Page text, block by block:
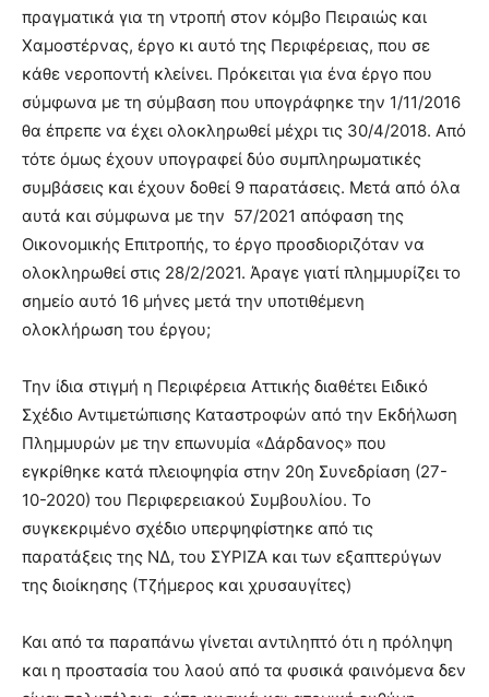
πραγματικά για τη ντροπή στον κόμβο Πειραιώς και
Χαμοστέρνας, έργο κι αυτό της Περιφέρειας, που σε
κάθε νεροποντή κλείνει. Πρόκειται για ένα έργο που
σύμφωνα με τη σύμβαση που υπογράφηκε την 1/11/2016
θα έπρεπε να έχει ολοκληρωθεί μέχρι τις 30/4/2018. Από
τότε όμως έχουν υπογραφεί δύο συμπληρωματικές
συμβάσεις και έχουν δοθεί 9 παρατάσεις. Μετά από όλα
αυτά και σύμφωνα με την 57/2021 απόφαση της
Οικονομικής Επιτροπής, το έργο προσδιοριζόταν να
ολοκληρωθεί στις 28/2/2021. Άραγε γιατί πλημμυρίζει το
σημείο αυτό 16 μήνες μετά την υποτιθέμενη
ολοκλήρωση του έργου;
Την ίδια στιγμή η Περιφέρεια Αττικής διαθέτει Ειδικό
Σχέδιο Αντιμετώπισης Καταστροφών από την Εκδήλωση
Πλημμυρών με την επωνυμία «Δάρδανος» που
εγκρίθηκε κατά πλειοψηφία στην 20η Συνεδρίαση (27-
10-2020) του Περιφερειακού Συμβουλίου. Το
συγκεκριμένο σχέδιο υπερψηφίστηκε από τις
παρατάξεις της ΝΔ, του ΣΥΡΙΖΑ και των εξαπτερύγων
της διοίκησης (Τζήμερος και χρυσαυγίτες)
Και από τα παραπάνω γίνεται αντιληπτό ότι η πρόληψη
και η προστασία του λαού από τα φυσικά φαινόμενα δεν